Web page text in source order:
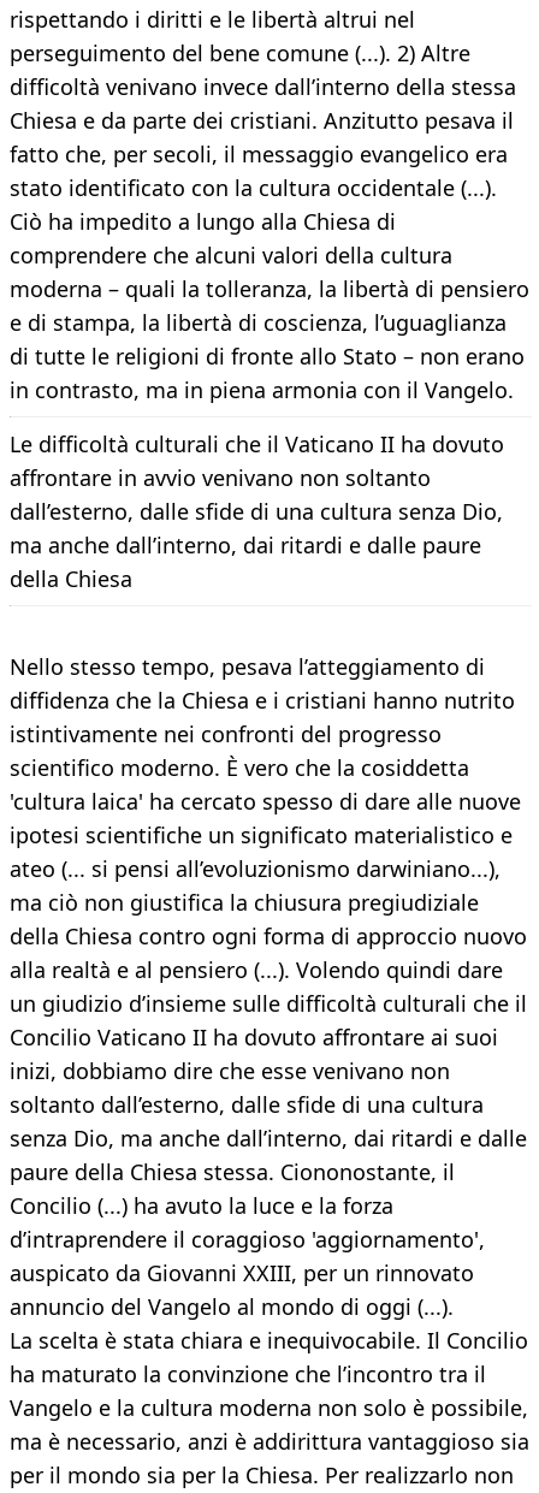
rispettando i diritti e le libertà altrui nel
perseguimento del bene comune (...). 2) Altre
difficoltà venivano invece dall’interno della stessa
Chiesa e da parte dei cristiani. Anzitutto pesava il
fatto che, per secoli, il messaggio evangelico era
stato identificato con la cultura occidentale (...).
Ciò ha impedito a lungo alla Chiesa di
comprendere che alcuni valori della cultura
moderna – quali la tolleranza, la libertà di pensiero
e di stampa, la libertà di coscienza, l’uguaglianza
di tutte le religioni di fronte allo Stato – non erano
in contrasto, ma in piena armonia con il Vangelo.
Le difficoltà culturali che il Vaticano II ha dovuto
affrontare in avvio venivano non soltanto
dall’esterno, dalle sfide di una cultura senza Dio,
ma anche dall’interno, dai ritardi e dalle paure
della Chiesa
Nello stesso tempo, pesava l’atteggiamento di
diffidenza che la Chiesa e i cristiani hanno nutrito
istintivamente nei confronti del progresso
scientifico moderno. È vero che la cosiddetta
'cultura laica' ha cercato spesso di dare alle nuove
ipotesi scientifiche un significato materialistico e
ateo (... si pensi all’evoluzionismo darwiniano...),
ma ciò non giustifica la chiusura pregiudiziale
della Chiesa contro ogni forma di approccio nuovo
alla realtà e al pensiero (...). Volendo quindi dare
un giudizio d’insieme sulle difficoltà culturali che il
Concilio Vaticano II ha dovuto affrontare ai suoi
inizi, dobbiamo dire che esse venivano non
soltanto dall’esterno, dalle sfide di una cultura
senza Dio, ma anche dall’interno, dai ritardi e dalle
paure della Chiesa stessa. Ciononostante, il
Concilio (...) ha avuto la luce e la forza
d’intraprendere il coraggioso 'aggiornamento',
auspicato da Giovanni XXIII, per un rinnovato
annuncio del Vangelo al mondo di oggi (...).
La scelta è stata chiara e inequivocabile. Il Concilio
ha maturato la convinzione che l’incontro tra il
Vangelo e la cultura moderna non solo è possibile,
ma è necessario, anzi è addirittura vantaggioso sia
per il mondo sia per la Chiesa. Per realizzarlo non